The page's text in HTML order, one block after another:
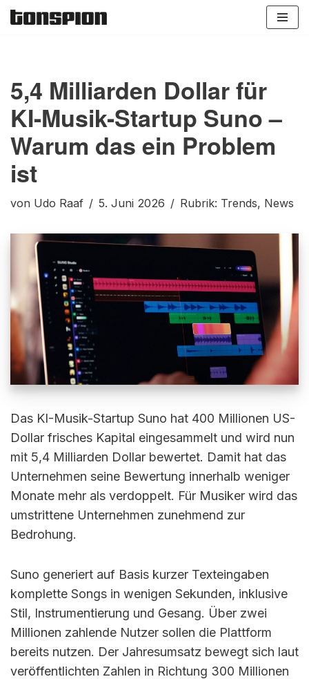
5,4 Milliarden Dollar für
KI-Musik-Startup Suno –
Warum das ein Problem
ist
von Udo Raaf 5. Juni 2026 Rubrik: Trends, News
Das KI-Musik-Startup Suno hat 400 Millionen US-
Dollar frisches Kapital eingesammelt und wird nun
mit 5,4 Milliarden Dollar bewertet. Damit hat das
Unternehmen seine Bewertung innerhalb weniger
Monate mehr als verdoppelt. Für Musiker wird das
umstrittene Unternehmen zunehmend zur
Bedrohung.
Suno generiert auf Basis kurzer Texteingaben
komplette Songs in wenigen Sekunden, inklusive
Stil, Instrumentierung und Gesang. Über zwei
Millionen zahlende Nutzer sollen die Plattform
bereits nutzen. Der Jahresumsatz bewegt sich laut
veröffentlichten Zahlen in Richtung 300 Millionen